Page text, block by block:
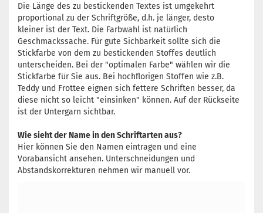
Die Länge des zu bestickenden Textes ist umgekehrt
proportional zu der Schriftgröße, d.h. je länger, desto
kleiner ist der Text. Die Farbwahl ist natürlich
Geschmackssache. Für gute Sichbarkeit sollte sich die
Stickfarbe von dem zu bestickenden Stoffes deutlich
unterscheiden. Bei der "optimalen Farbe" wählen wir die
Stickfarbe für Sie aus. Bei hochflorigen Stoffen wie z.B.
Teddy und Frottee eignen sich fettere Schriften besser, da
diese nicht so leicht "einsinken" können. Auf der Rückseite
ist der Untergarn sichtbar.
Wie sieht der Name in den Schriftarten aus?
Hier können Sie den Namen eintragen und eine
Vorabansicht ansehen. Unterschneidungen und
Abstandskorrekturen nehmen wir manuell vor.